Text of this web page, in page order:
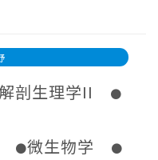
解剖生理学II ●
●微生物学 ●